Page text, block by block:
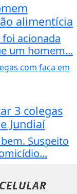
alimentícia
acionada
um homem...
3 colegas
Jundiaí
Suspeito